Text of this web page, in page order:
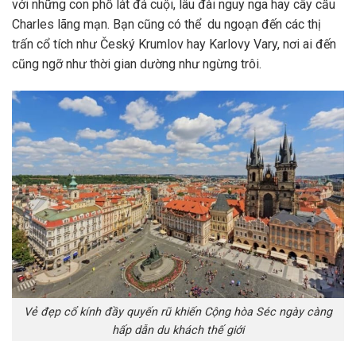
với những con phố lát đá cuội, lâu đài nguy nga hay cây cầu
Charles lãng mạn. Bạn cũng có thể du ngoạn đến các thị
trấn cổ tích như Český Krumlov hay Karlovy Vary, nơi ai đến
cũng ngỡ như thời gian dường như ngừng trôi.
Vẻ đẹp cổ kính đầy quyến rũ khiến Cộng hòa Séc ngày càng
hấp dẫn du khách thế giới